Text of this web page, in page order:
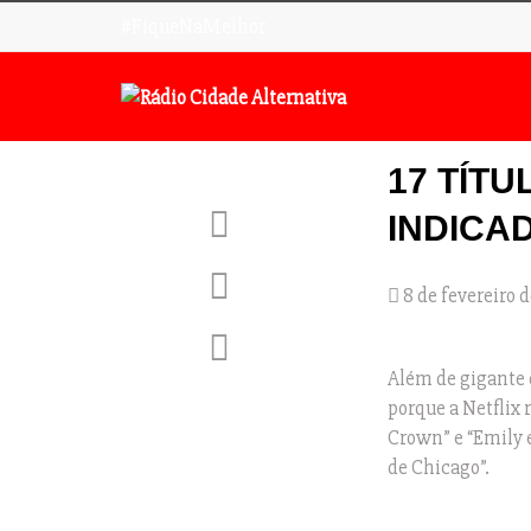
17
8 de fevereiro
Além de gigante
porque a Netflix
Crown” e “Emily
de Chicago”.